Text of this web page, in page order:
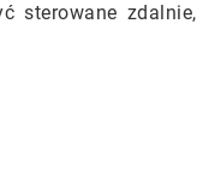
sterowane zdalnie,